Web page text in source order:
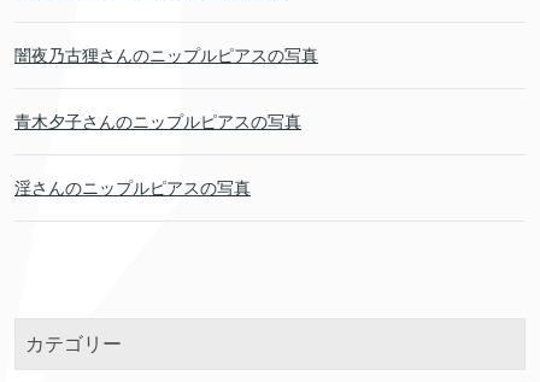
闇夜乃古狸さんのニップルピアスの写真
青木夕子さんのニップルピアスの写真
淫さんのニップルピアスの写真
カテゴリー